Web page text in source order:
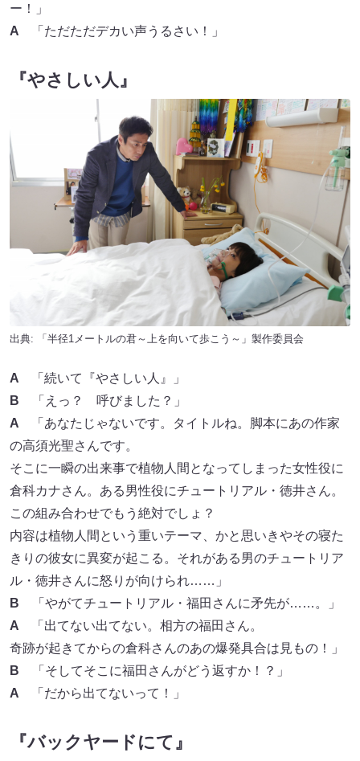
ー！」
A
「ただただデカい声うるさい！」
『やさしい人』
出典: 「半径1メートルの君～上を向いて歩こう～」製作委員会
A
「続いて『やさしい人』」
B
「えっ？ 呼びました？」
A
「あなたじゃないです。タイトルね。脚本にあの作家
の高須光聖さんです。
そこに一瞬の出来事で植物人間となってしまった女性役に
倉科カナさん。ある男性役にチュートリアル・徳井さん。
この組み合わせでもう絶対でしょ？
内容は植物人間という重いテーマ、かと思いきやその寝た
きりの彼女に異変が起こる。それがある男のチュートリア
ル・徳井さんに怒りが向けられ……」
B
「やがてチュートリアル・福田さんに矛先が……。」
A
「出てない出てない。相方の福田さん。
奇跡が起きてからの倉科さんのあの爆発具合は見もの！」
B
「そしてそこに福田さんがどう返すか！？」
A
「だから出てないって！」
『バックヤードにて』